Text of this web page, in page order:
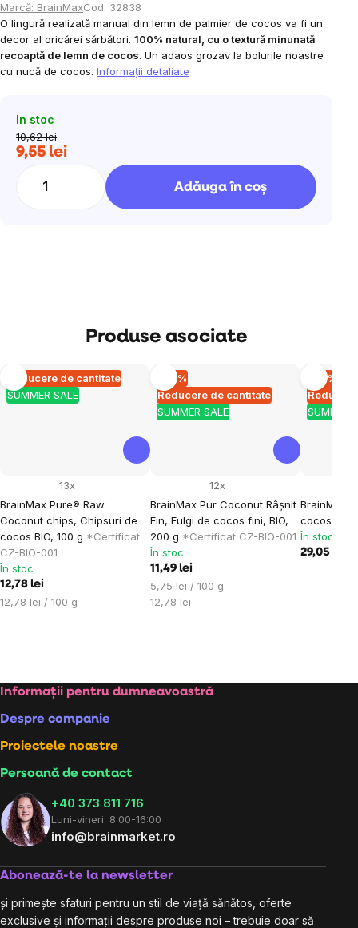
Marcă: BrainMaxCod: 32838
O lingură realizată manual din lemn de palmier de cocos va fi un
decor al oricărei sărbători. 100% natural, cu o textură minunată
recoaptă de lemn de cocos. Un adaos grozav la bolurile noastre
cu nucă de cocos. Informaţii detaliate
In stoc
10,62 lei
9,55 leiEvaluare
Adăuga în coş
Produse asociate
Reducere de cantitate
SUMMER SALE
BrainMax Pure® Raw
Coconut chips, Chipsuri de
cocos BIO, 100 g *Certificat
CZ-BIO-001
13x
În stoc
12,78 lei
Evaluare
12,78 lei / 100 g
Reducere de cantitate
SUMMER SALE
–10 %
BrainMax Pur Coconut Râșnit
Fin, Fulgi de cocos fini, BIO,
200 g *Certificat CZ-BIO-001
12x
În stoc
11,49 lei
Evaluare
preţ:
5,75 lei / 100 g
12,78 lei
SUMMER
–10 %
BrainMax
cocos -
În stoc
29,05 lei
Subsol
Informații pentru dumneavoastră
Despre companie
Proiectele noastre
Persoană de contact
+40 373 811 716
Luni-vineri: 8:00-16:00
info@brainmarket.ro
Abonează-te la newsletter
și primește sfaturi pentru un stil de viață sănătos, oferte
exclusive și informații despre produse noi – trebuie doar să